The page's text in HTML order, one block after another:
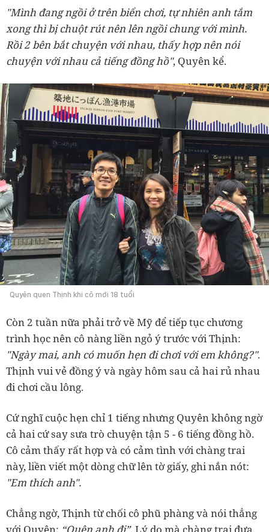
"Mình đang ngồi ở trên biển chơi, tự nhiên anh tắm
xong thì bị chuột rút nên lên ngồi chung với mình.
Rồi 2 bên bắt chuyện với nhau, thấy hợp nên nói
chuyện với nhau cả tiếng đồng hồ", Quyên kể.
Quyên quen Thịnh khi cô mới 18 tuổi
Còn 2 tuần nữa phải trở về Mỹ để tiếp tục chương
trình học nên cô nàng liền ngỏ ý trước với Thịnh:
"Ngày mai, anh có muốn hẹn đi chơi với em không?".
Thịnh vui vẻ đồng ý và ngày hôm sau cả hai rủ nhau
đi chơi cầu lông.
Cứ nghĩ cuộc hẹn chỉ 1 tiếng nhưng Quyên không ngờ
cả hai cứ say sưa trò chuyện tận 5 - 6 tiếng đồng hồ.
Cô cảm thấy rất hợp và có cảm tình với chàng trai
này, liền viết một dòng chữ lên tờ giấy, ghi nắn nót:
"Em thích anh".
Chẳng ngờ, Thịnh từ chối cô phũ phàng và nói thẳng